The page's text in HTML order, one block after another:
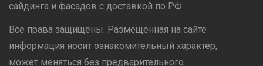
сайдинга и фасадов с доставкой по РФ
Все права защищены. Размещенная на сайте
информация носит ознакомительный характер,
может меняться без предварительного